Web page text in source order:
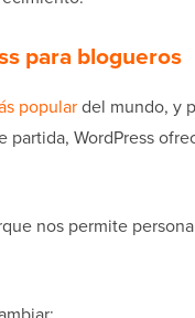
para blogueros
populardel mundo, y
WordPress
nos permite